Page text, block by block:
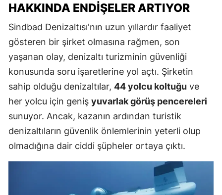
HAKKINDA ENDIŞELER ARTIYOR
Sindbad Denizaltısı'nın uzun yıllardır faaliyet
gösteren bir şirket olmasına rağmen, son
yaşanan olay, denizaltı turizminin güvenliği
konusunda soru işaretlerine yol açtı. Şirketin
sahip olduğu denizaltılar, 44 yolcu koltuğu ve
her yolcu için geniş yuvarlak görüş pencereleri
sunuyor. Ancak, kazanın ardından turistik
denizaltıların güvenlik önlemlerinin yeterli olup
olmadığına dair ciddi şüpheler ortaya çıktı.